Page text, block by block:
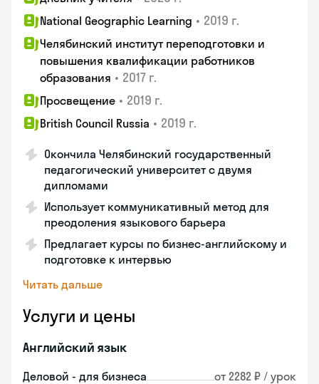
National Geographic Learning • 2019 г.
Челябинский институт переподготовки и
повышения квалификации работников
образования • 2017 г.
Просвещение • 2019 г.
British Council Russia • 2019 г.
Окончила Челябинский государственный
педагогический университет с двумя
дипломами
Использует коммуникативный метод для
преодоления языкового барьера
Предлагает курсы по бизнес-английскому и
подготовке к интервью
Читать дальше
Услуги и цены
Английский язык
Деловой - для бизнеса от 2282 ₽ / урок